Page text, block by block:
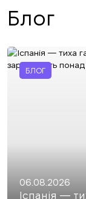
Блог
БЛОГ
06.08.2026
Іспанія —